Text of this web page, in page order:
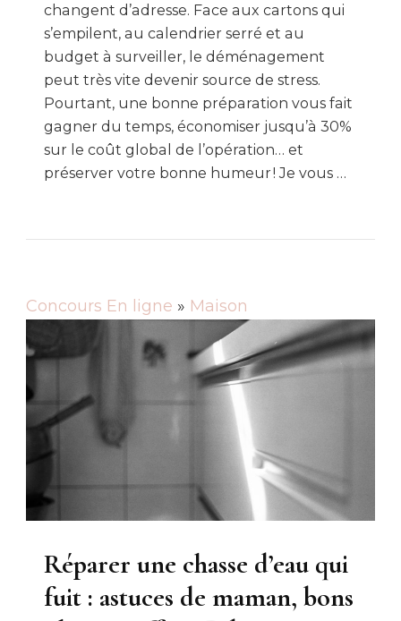
changent d’adresse. Face aux cartons qui
s’empilent, au calendrier serré et au
budget à surveiller, le déménagement
peut très vite devenir source de stress.
Pourtant, une bonne préparation vous fait
gagner du temps, économiser jusqu’à 30%
sur le coût global de l’opération… et
préserver votre bonne humeur ! Je vous …
Concours En ligne » Maison
Réparer une chasse d’eau qui
fuit : astuces de maman, bons